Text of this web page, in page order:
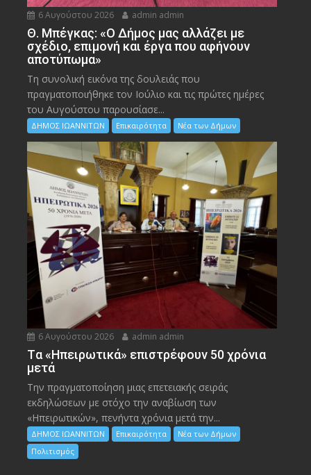
6 Αυγούστου 2026 admin admin
Θ. Μπέγκας: «Ο Δήμος μας αλλάζει με
σχέδιο, επιμονή και έργα που αφήνουν
αποτύπωμα»
Τη συνολική εικόνα της δουλειάς που
πραγματοποιήθηκε τον Ιούλιο και τις πρώτες ημέρες
του Αυγούστου παρουσίασε...
ΔΗΜΟΣ ΙΩΑΝΝΙΤΩΝ Επικαιρότητα Νέα των Δήμων
6 Αυγούστου 2026 admin admin
Tα «Ηπειρωτικά» επιστρέφουν 50 χρόνια
μετά
Την πραγματοποίηση μιας επετειακής σειράς
εκδηλώσεων με στόχο την αναβίωση των
«Ηπειρωτικών», πενήντα χρόνια μετά την...
ΔΗΜΟΣ ΙΩΑΝΝΙΤΩΝ Επικαιρότητα
Νέα των Δήμων
Πολιτισμός